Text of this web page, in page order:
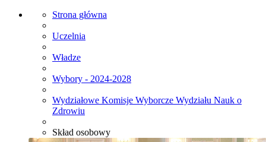
Strona główna
Uczelnia
Władze
Wybory - 2024-2028
Wydziałowe Komisje Wyborcze Wydziału Nauk o
Zdrowiu
Skład osobowy